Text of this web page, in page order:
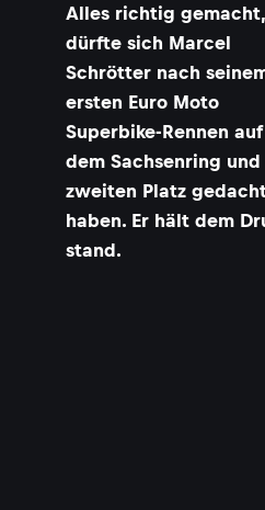
Alles richtig gemacht,
dürfte sich Marcel
Schrötter nach
ersten Euro Moto
Superbike-Rennen auf
dem Sachsenring
zweiten Platz
haben. Er hält dem
stand.